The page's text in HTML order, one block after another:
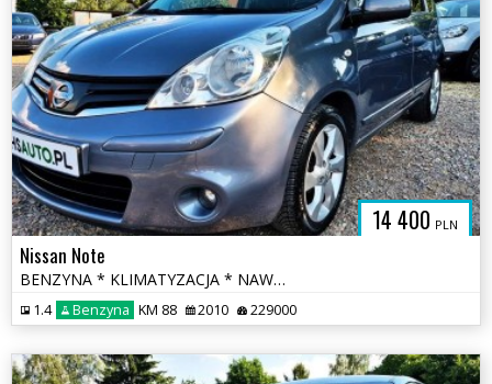
14 400 PLN
Nissan Note
BENZYNA * KLIMATYZACJA * NAWIGACJA * super * okazja * polecamy
1.4 Benzyna KM 88 2010 229000